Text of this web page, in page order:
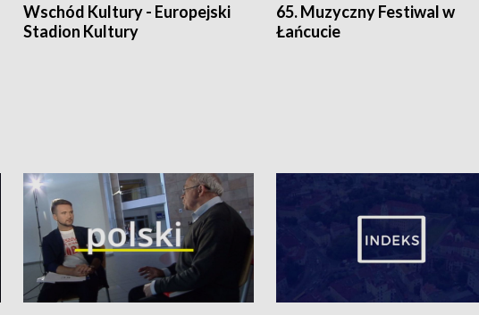
Wschód Kultury - Europejski
Stadion Kultury
65. Muzyczny Festiwal w
Łańcucie